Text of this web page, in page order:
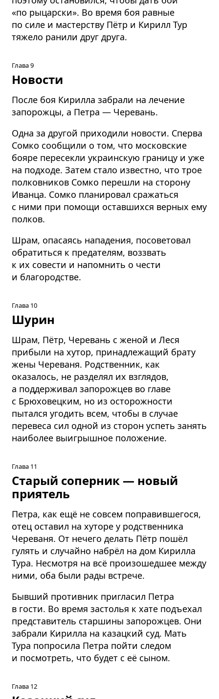
«по рыцарски». Во время боя равные
по силе и мастерству Пётр и Кирилл Тур
тяжело ранили друг друга.
Глава 9
Новости
После боя Кирилла забрали на лечение
запорожцы, а Петра — Черевань.
Одна за другой приходили новости. Сперва
Сомко сообщили о том, что московские
бояре пересекли украинскую границу и уже
на подходе. Затем стало известно, что трое
полковников Сомко перешли на сторону
Иванца. Сомко планировал сражаться
с ними при помощи оставшихся верных ему
полков.
Шрам, опасаясь нападения, посоветовал
обратиться к предателям, воззвать
к их совести и напомнить о чести
и благородстве.
Глава 10
Шурин
Шрам, Пётр, Черевань с женой и Леся
прибыли на хутор, принадлежащий брату
жены Череваня. Родственник, как
оказалось, не разделял их взглядов,
а поддерживал запорожцев во главе
с Брюховецким, но из осторожности
пытался угодить всем, чтобы в случае
перевеса сил одной из сторон успеть занять
наиболее выигрышное положение.
Глава 11
Старый соперник — новый
приятель
Петра, как ещё не совсем поправившегося,
отец оставил на хуторе у родственника
Череваня. От нечего делать Пётр пошёл
гулять и случайно набрёл на дом Кирилла
Тура. Несмотря на всё произошедшее между
ними, оба были рады встрече.
Бывший противник пригласил Петра
в гости. Во время застолья к хате подъехал
представитель старшины запорожцев. Они
забрали Кирилла на казацкий суд. Мать
Тура попросила Петра пойти следом
и посмотреть, что будет с её сыном.
Глава 12